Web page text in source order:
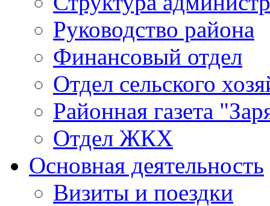
Руководство района
Финансовый отдел
Отдел сельского
Районная газета
Отдел ЖКХ
Основная деятельность
Визиты и поездки